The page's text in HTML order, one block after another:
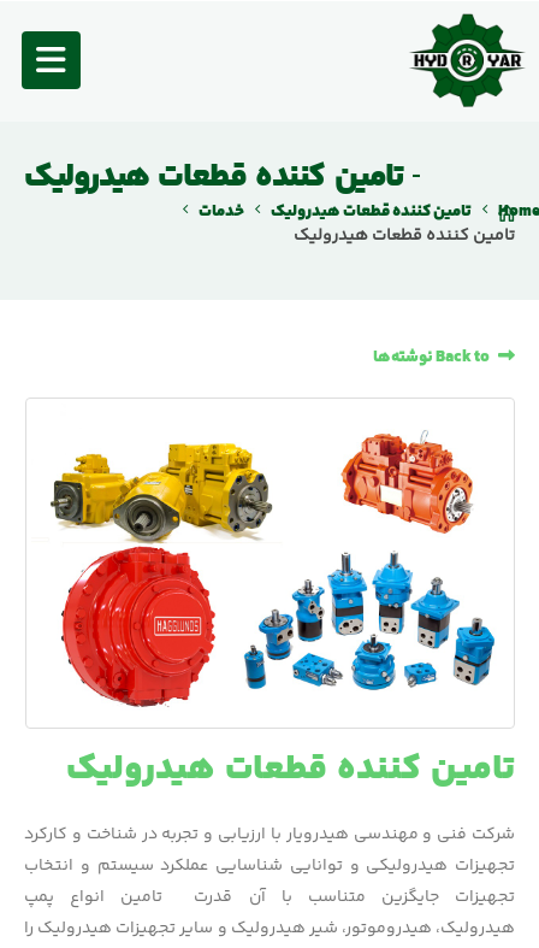
تامین کننده قطعات هیدرولیک
Home تامین کننده قطعات هیدرولیک
خدمات
تامین کننده قطعات هیدرولیک
تامین کننده قطعات هیدرولیک
شرکت فنی و مهندسی هیدرویار با ارزیابی و تجربه در شناخت و کارکرد
تجهیزات هیدرولیکی و توانایی شناسایی عملکرد سیستم و انتخاب
تجهیزات جایگزین متناسب با آن قدرت تامین انواع پمپ
هیدرولیک، هیدروموتور، شیر هیدرولیک و سایر تجهیزات هیدرولیک را